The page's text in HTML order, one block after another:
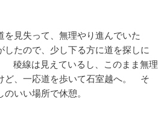
見失って、無理やり進んでいた
たので、少し下る方に道を探しに
稜線は見えているし、このまま無理
ど、一応道を歩いて石室越へ。 そ
いい場所で休憩。